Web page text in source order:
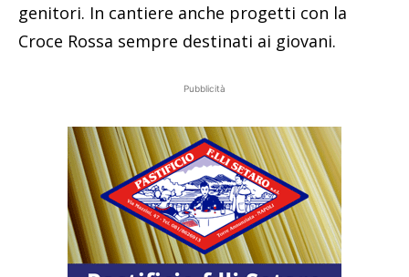
genitori. In cantiere anche progetti con la
Croce Rossa sempre destinati ai giovani.
Pubblicità